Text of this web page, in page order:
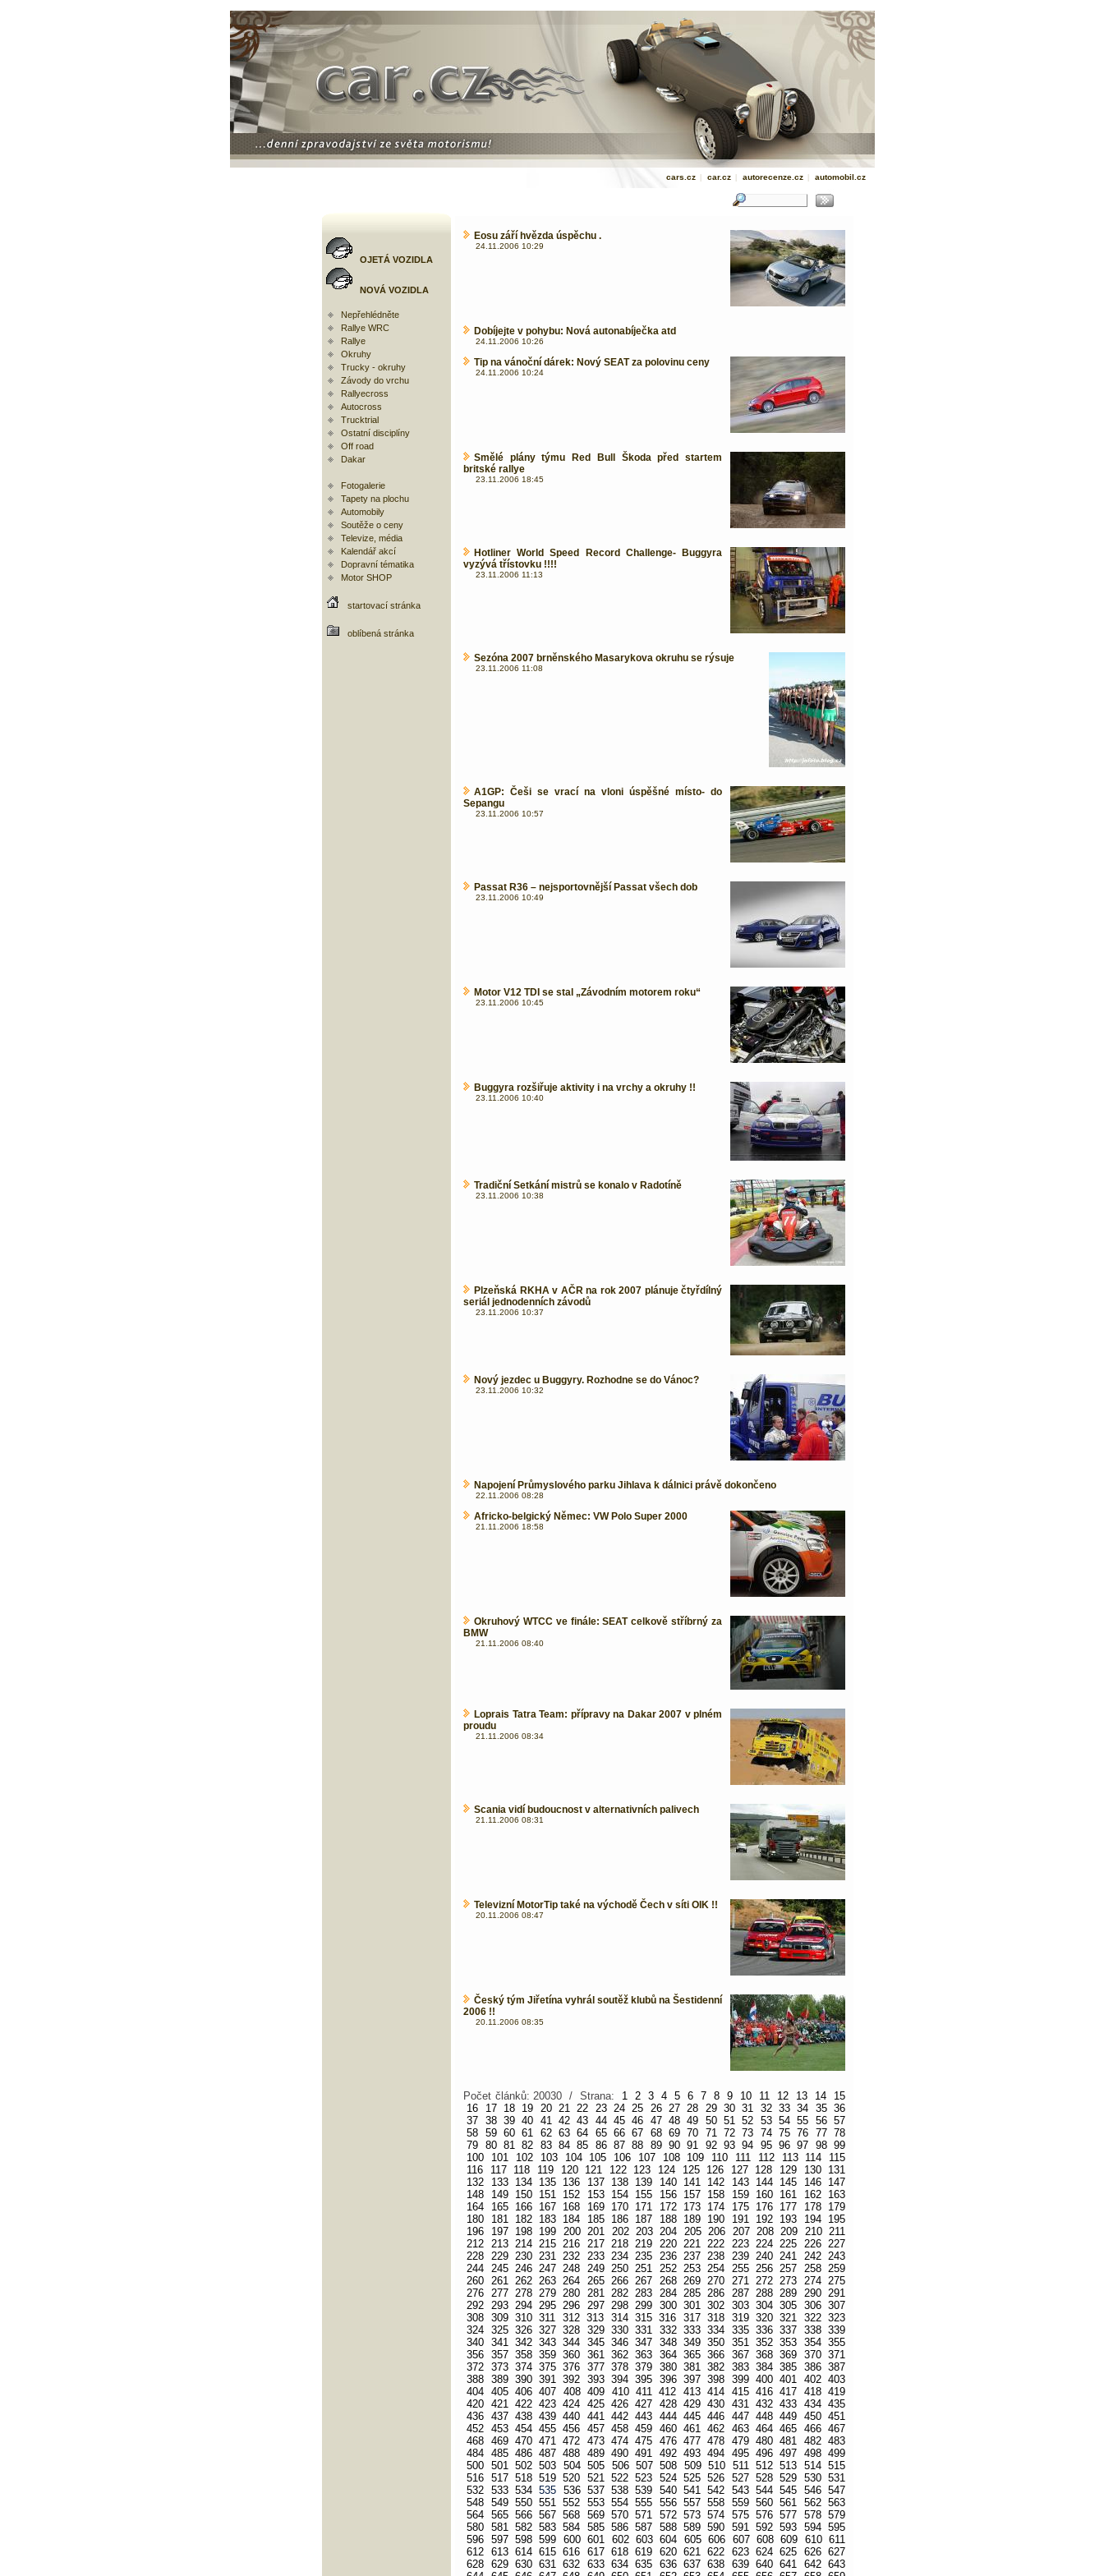
cars.cz | car.cz | autorecenze.cz | automobil.cz
OJETÁ VOZIDLA
NOVÁ VOZIDLA
Nepřehlédněte
Rallye WRC
Rallye
Okruhy
Trucky - okruhy
Závody do vrchu
Rallyecross
Autocross
Trucktrial
Ostatní disciplíny
Off road
Dakar
Fotogalerie
Tapety na plochu
Automobily
Soutěže o ceny
Televize, média
Kalendář akcí
Dopravní tématika
Motor SHOP
startovací stránka
oblíbená stránka
Eosu září hvězda úspěchu .
24.11.2006 10:29
Dobíjejte v pohybu: Nová autonabíječka atd
24.11.2006 10:26
Tip na vánoční dárek: Nový SEAT za polovinu ceny
24.11.2006 10:24
Smělé plány týmu Red Bull Škoda před startem
britské rallye
23.11.2006 18:45
Hotliner World Speed Record Challenge- Buggyra
vyzývá třístovku !!!!
23.11.2006 11:13
Sezóna 2007 brněnského Masarykova okruhu se rýsuje
23.11.2006 11:08
A1GP: Češi se vrací na vloni úspěšné místo- do
Sepangu
23.11.2006 10:57
Passat R36 – nejsportovnější Passat všech dob
23.11.2006 10:49
Motor V12 TDI se stal „Závodním motorem roku“
23.11.2006 10:45
Buggyra rozšiřuje aktivity i na vrchy a okruhy !!
23.11.2006 10:40
Tradiční Setkání mistrů se konalo v Radotíně
23.11.2006 10:38
Plzeňská RKHA v AČR na rok 2007 plánuje čtyřdílný
seriál jednodenních závodů
23.11.2006 10:37
Nový jezdec u Buggyry. Rozhodne se do Vánoc?
23.11.2006 10:32
Napojení Průmyslového parku Jihlava k dálnici právě dokončeno
22.11.2006 08:28
Africko-belgický Němec: VW Polo Super 2000
21.11.2006 18:58
Okruhový WTCC ve finále: SEAT celkově stříbrný za
BMW
21.11.2006 08:40
Loprais Tatra Team: přípravy na Dakar 2007 v plném
proudu
21.11.2006 08:34
Scania vidí budoucnost v alternativních palivech
21.11.2006 08:31
Televizní MotorTip také na východě Čech v síti OIK !!
20.11.2006 08:47
Český tým Jiřetína vyhrál soutěž klubů na Šestidenní
2006 !!
20.11.2006 08:35
Počet článků: 20030 / Strana: 1 2 3 4 5 6 7 8 9 10 11 12 13 14
15
16
17 18 19 20 21 22 23 24 25 26 27 28 29 30 31 32 33 34 35 36
37 38 39 40 41 42 43 44 45 46 47 48 49 50 51 52 53 54 55 56 57
58 59 60 61 62 63 64 65 66 67 68 69 70 71 72 73 74 75 76 77 78
79 80 81 82 83 84 85 86 87 88 89 90 91 92 93 94 95 96 97 98 99
100
101 102 103 104 105 106 107 108 109 110 111 112 113 114
115
116
117 118 119 120 121 122 123 124 125 126 127 128 129 130
131
132
133 134 135 136 137 138 139 140 141 142 143 144 145 146
147
148
149 150 151 152 153 154 155 156 157 158 159 160 161 162
163
164
165 166 167 168 169 170 171 172 173 174 175 176 177 178
179
180
181 182 183 184 185 186 187 188 189 190 191 192 193 194
195
196
197 198 199 200 201 202 203 204 205 206 207 208 209 210 211
212 213 214 215 216 217 218 219 220 221 222 223 224 225 226 227
228 229 230 231 232 233 234 235 236 237 238 239 240 241 242 243
244 245 246 247 248 249 250 251 252 253 254 255 256 257 258 259
260 261 262 263 264 265 266 267 268 269 270 271 272 273 274 275
276 277 278 279 280 281 282 283 284 285 286 287 288 289 290 291
292 293 294 295 296 297 298 299 300 301 302 303 304 305 306 307
308 309 310 311 312 313 314 315 316 317 318 319 320 321 322 323
324 325 326 327 328 329 330 331 332 333 334 335 336 337 338 339
340 341 342 343 344 345 346 347 348 349 350 351 352 353 354 355
356 357 358 359 360 361 362 363 364 365 366 367 368 369 370 371
372 373 374 375 376 377 378 379 380 381 382 383 384 385 386 387
388 389 390 391 392 393 394 395 396 397 398 399 400 401 402 403
404 405 406 407 408 409 410 411 412 413 414 415 416 417 418 419
420 421 422 423 424 425 426 427 428 429 430 431 432 433 434 435
436 437 438 439 440 441 442 443 444 445 446 447 448 449 450 451
452 453 454 455 456 457 458 459 460 461 462 463 464 465 466 467
468 469 470 471 472 473 474 475 476 477 478 479 480 481 482 483
484 485 486 487 488 489 490 491 492 493 494 495 496 497 498 499
500 501 502 503 504 505 506 507 508 509 510 511 512 513 514 515
516 517 518 519 520 521 522 523 524 525 526 527 528 529 530 531
532 533 534 535 536 537 538 539 540 541 542 543 544 545 546 547
548 549 550 551 552 553 554 555 556 557 558 559 560 561 562 563
564 565 566 567 568 569 570 571 572 573 574 575 576 577 578 579
580 581 582 583 584 585 586 587 588 589 590 591 592 593 594 595
596 597 598 599 600 601 602 603 604 605 606 607 608 609 610 611
612 613 614 615 616 617 618 619 620 621 622 623 624 625 626 627
628 629 630 631 632 633 634 635 636 637 638 639 640 641 642 643